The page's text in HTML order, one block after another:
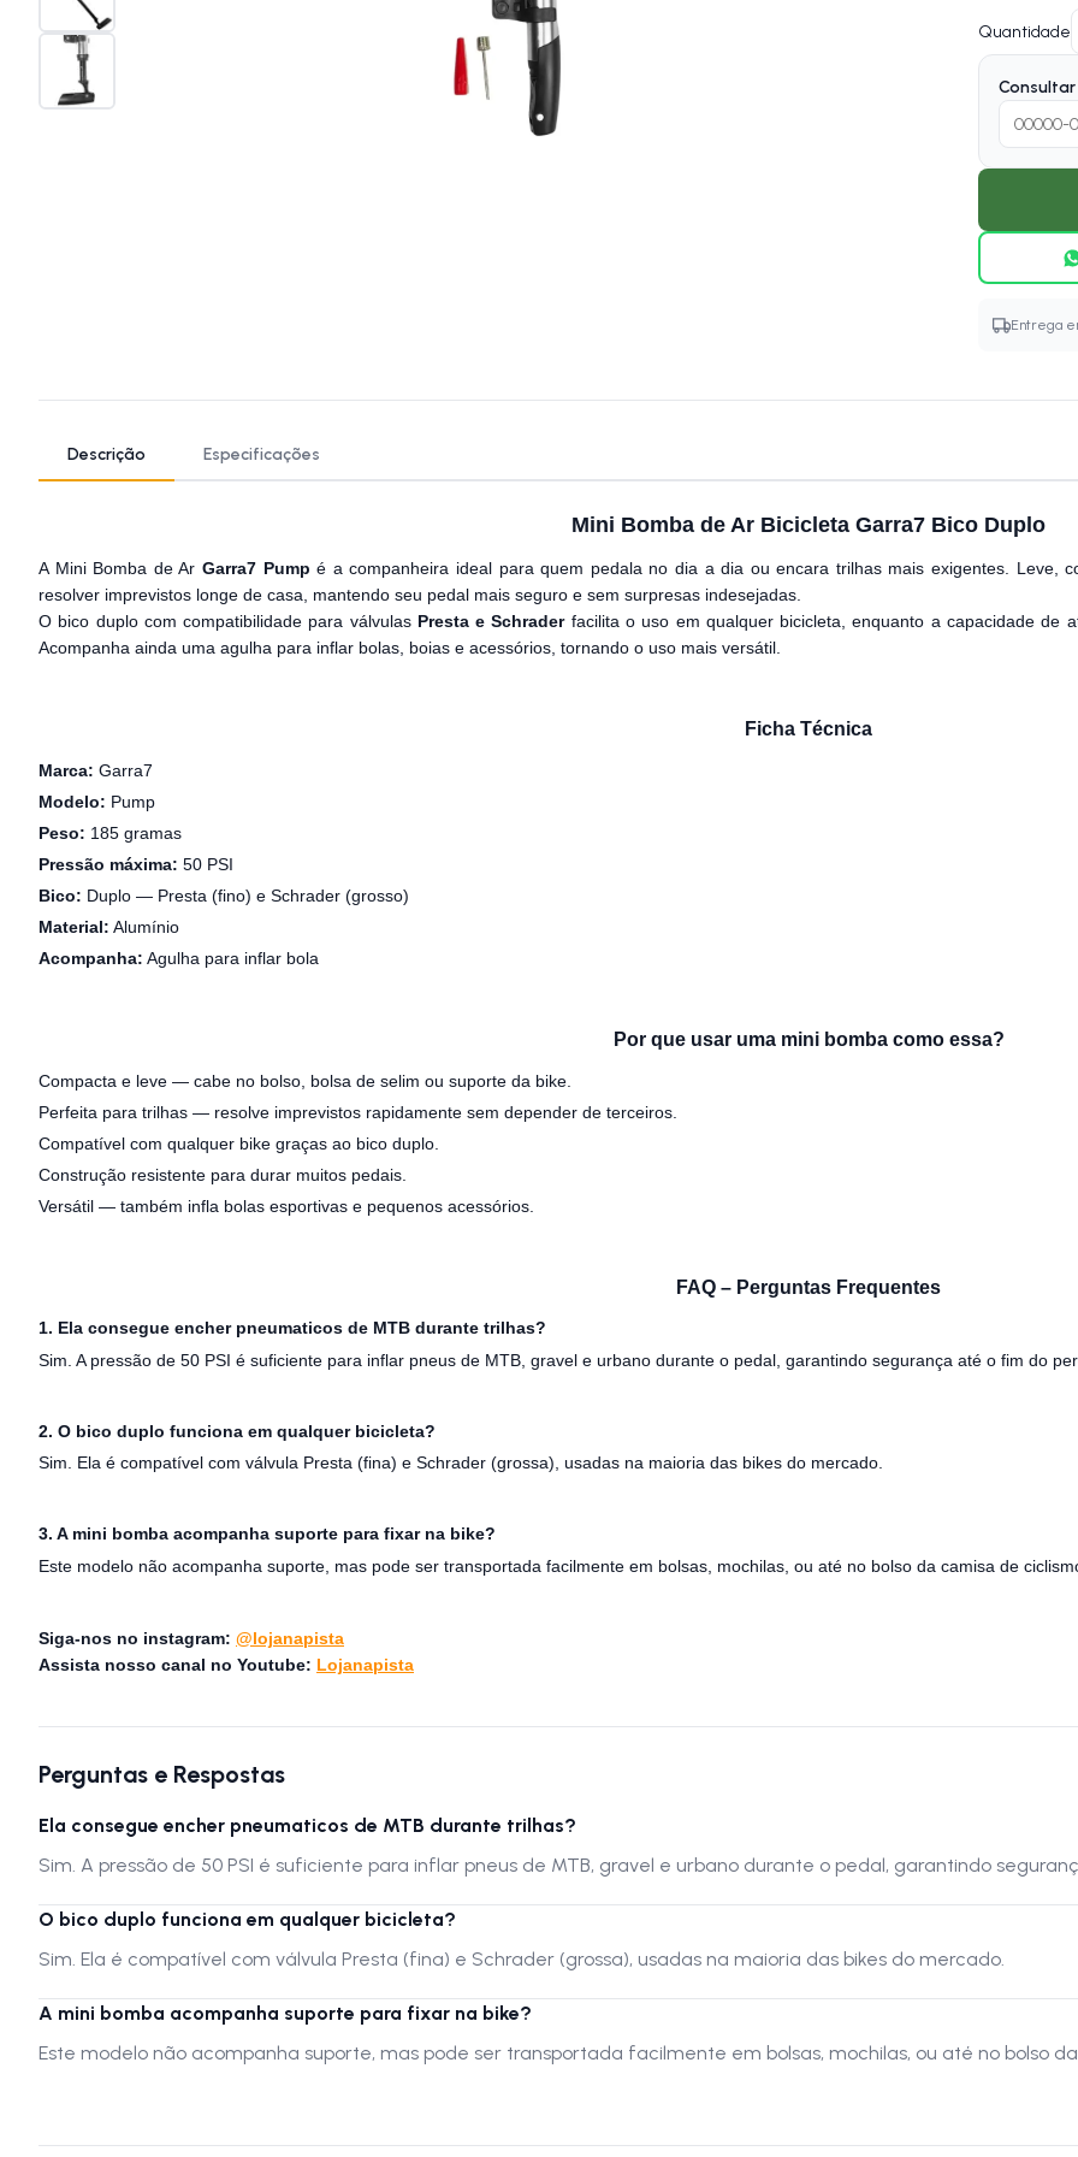
Quantidade
Consultar
Entrega
Descrição Especificações
Mini Bomba de Ar Bicicleta Garra7 Bico Duplo
A Mini Bomba de Ar Garra7 Pump é a companheira ideal para quem pedala no dia a dia ou encara trilhas mais exigentes. Leve,
resolver imprevistos longe de casa, mantendo seu pedal mais seguro e sem surpresas indesejadas.
O bico duplo com compatibilidade para válvulas Presta e Schraderfacilita o uso em qualquer bicicleta, enquanto a capacidade de
Acompanha ainda uma agulha para inflar bolas, boias e acessórios, tornando o uso mais versátil.
Ficha Técnica
Marca: Garra7
Modelo: Pump
Peso: 185 gramas
Pressão máxima: 50 PSI
Bico: Duplo — Presta (fino) e Schrader (grosso)
Material: Alumínio
Acompanha: Agulha para inflar bola
Por que usar uma mini bomba como essa?
Compacta e leve — cabe no bolso, bolsa de selim ou suporte da bike.
Perfeita para trilhas — resolve imprevistos rapidamente sem depender de terceiros.
Compatível com qualquer bike graças ao bico duplo.
Construção resistente para durar muitos pedais.
Versátil — também infla bolas esportivas e pequenos acessórios.
FAQ – Perguntas Frequentes
1. Ela consegue encher pneumaticos de MTB durante trilhas?
Sim. A pressão de 50 PSI é suficiente para inflar pneus de MTB, gravel e urbano durante o pedal, garantindo segurança até o fim do
2. O bico duplo funciona em qualquer bicicleta?
Sim. Ela é compatível com válvula Presta (fina) e Schrader (grossa), usadas na maioria das bikes do mercado.
3. A mini bomba acompanha suporte para fixar na bike?
Este modelo não acompanha suporte, mas pode ser transportada facilmente em bolsas, mochilas, ou até no bolso da camisa de
Siga-nos no instagram: @lojanapista
Assista nosso canal no Youtube: Lojanapista
Perguntas e Respostas
Ela consegue encher pneumaticos de MTB durante trilhas?
Sim. A pressão de 50 PSI é suficiente para inflar pneus de MTB, gravel e urbano durante o pedal, garantindo
O bico duplo funciona em qualquer bicicleta?
Sim. Ela é compatível com válvula Presta (fina) e Schrader (grossa), usadas na maioria das bikes do mercado.
A mini bomba acompanha suporte para fixar na bike?
Este modelo não acompanha suporte, mas pode ser transportada facilmente em bolsas, mochilas, ou até no bolso